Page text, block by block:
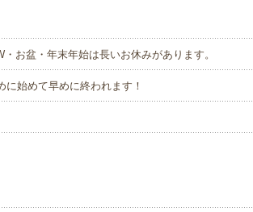
お盆・年末年始は長いお休みがあります。
始めて早めに終われます！